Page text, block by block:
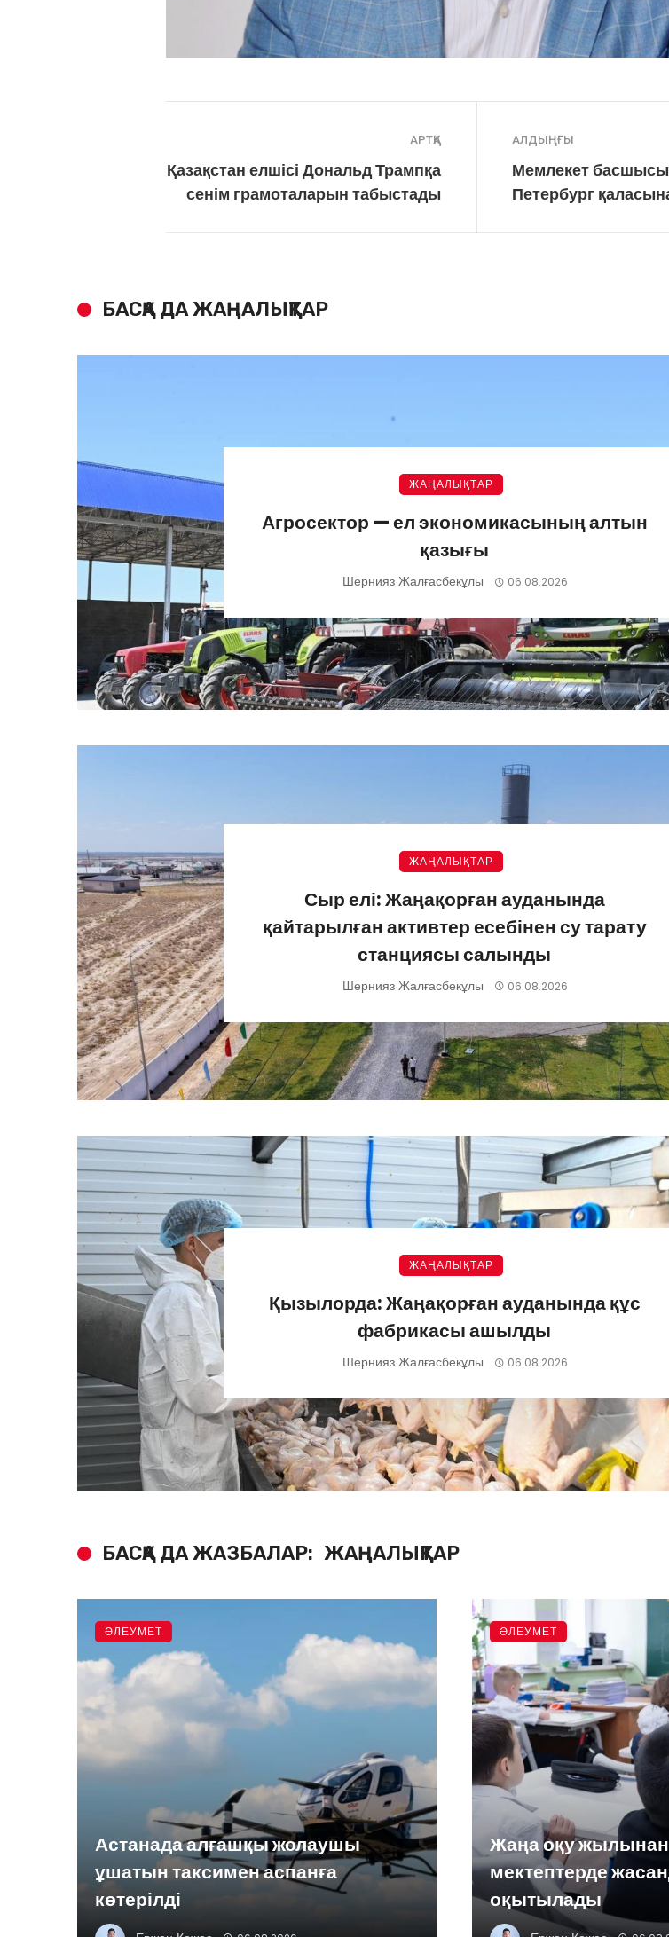
АРТҚА
Қазақстан елшісі Дональд Трампқа
сенім грамоталарын табыстады
АЛДЫҢҒЫ
Мемлекет
Петербург
БАСҚА ДА ЖАҢАЛЫҚТАР
ЖАҢАЛЫҚТАР
Агросектор — ел экономикасының алтын
қазығы
Шернияз Жалғасбекұлы 06.08.2026
ЖАҢАЛЫҚТАР
Сыр елі: Жаңақорған ауданында
қайтарылған активтер есебінен су тарату
станциясы салынды
Шернияз Жалғасбекұлы 06.08.2026
ЖАҢАЛЫҚТАР
Қызылорда: Жаңақорған ауданында құс
фабрикасы ашылды
Шернияз Жалғасбекұлы 06.08.2026
БАСҚА ДА ЖАЗБАЛАР: ЖАҢАЛЫҚТАР
Астанада алғашқы жолаушы
ұшатын таксимен аспанға
көтерілді
ӘЛЕУМЕТ
Жаңа оқу жылынан
мектептерде
оқытылады
ӘЛЕУМЕТ